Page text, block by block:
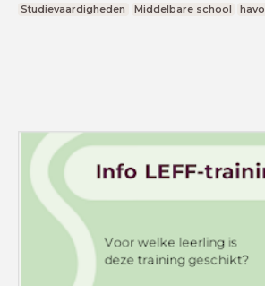
Studievaardigheden Middelbare school havo